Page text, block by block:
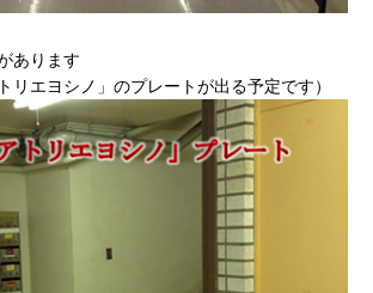
あります
リエヨシノ」のプレートが出る予定です）